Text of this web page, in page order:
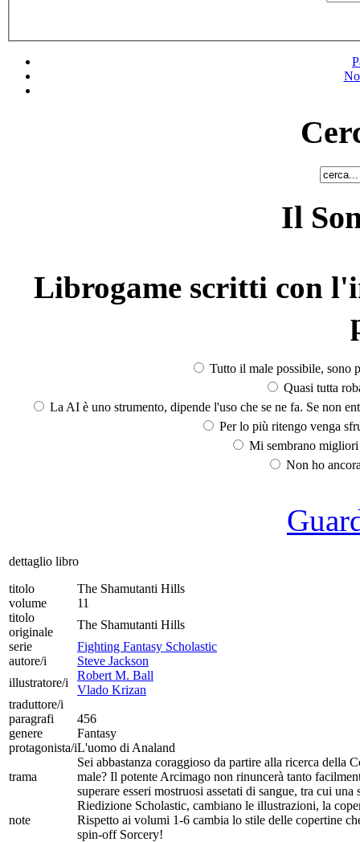
Il
Librogame scritti con
Tutto il male possibile, sono
Quasi tutta
La AI è uno strumento, dipende l'uso che se ne fa. Se non
Per lo più ritengo venga
Mi sembrano
Non ho
dettaglio libro
titolo
The Shamutanti Hills
volume
11
titolo
originale
The Shamutanti Hills
serie
Fighting Fantasy Scholastic
autore/i
Steve Jackson
illustratore/i
Robert M. Ball
Vlado Krizan
traduttore/i
paragrafi
456
genere
Fantasy
protagonista/iL'uomo di Analand
trama
Sei abbastanza coraggioso da partire alla ricerca della
male? Il potente Arcimago non rinuncerà tanto
superare esseri mostruosi assetati di sangue, tra cui
note
Riedizione Scholastic, cambiano le illustrazioni, la
Rispetto ai volumi 1-6 cambia lo stile delle copertine
spin-off Sorcery!